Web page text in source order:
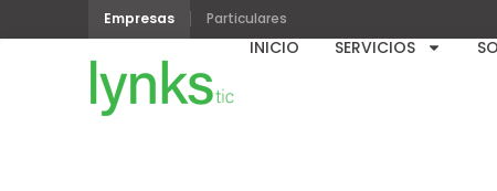
Empresas Particulares
INICIO SERVICIOS